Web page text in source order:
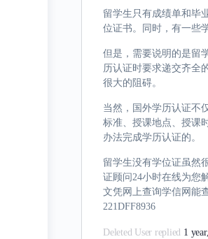
留学生只有成绩单和毕
位证书。同时，有一些
但是，需要说明的是留
历认证时要求递交齐全
很大的阻碍。
当然，国外学历认证不
标准、授课地点、授课
办法完成学历认证的。
留学生没有学位证虽然
证顾问24小时在线为您
文凭网上查询学信网能
221DFF8936
Deleted User replied 1